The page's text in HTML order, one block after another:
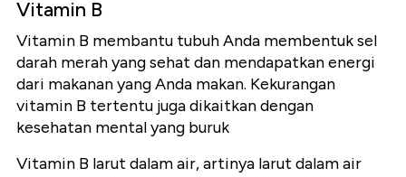
Vitamin B
Vitamin B membantu tubuh Anda membentuk sel
darah merah yang sehat dan mendapatkan energi
dari makanan yang Anda makan. Kekurangan
vitamin B tertentu juga dikaitkan dengan
kesehatan mental yang buruk
Vitamin B larut dalam air, artinya larut dalam air